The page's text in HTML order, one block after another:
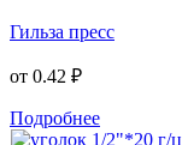
Гильза пресс
от 0.42 ₽
Подробнее